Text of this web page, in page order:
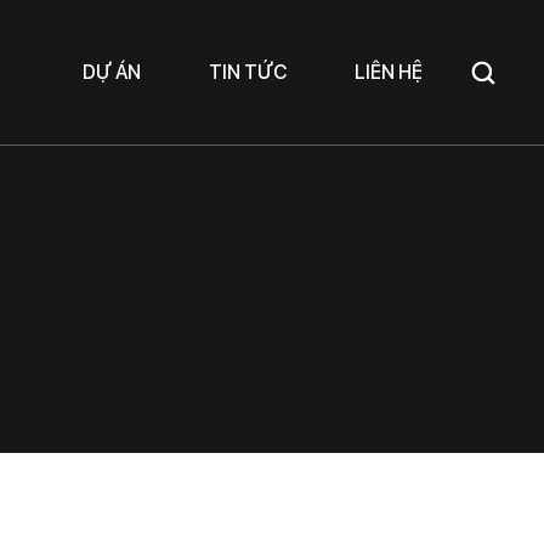
DỰ ÁN TIN TỨC LIÊN HỆ